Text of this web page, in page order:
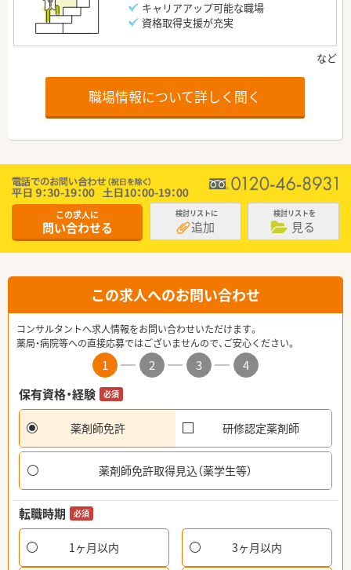
キャリアアップ可能な職場
資格取得支援が充実
職場情報について詳しく聞く
この求人に
問い合わせる
検討リストに
追加
検討リストを
見る
この求人へのお問い合わせ
コンサルタントへ求人情報をお問い合わせいただけます。
薬局・病院等への直接応募ではございませんので、ご安心ください。
1 2 3
4
保有資格・経験
必須
薬剤師免許 研修認定薬剤師
薬剤師免許取得見込（薬学生等）
転職時期 必須
1ヶ月以内 3ヶ月以内